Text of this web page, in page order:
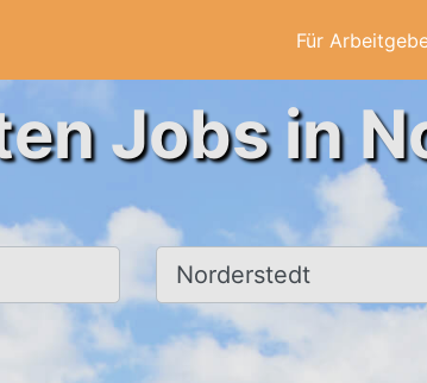
Für
Jobs in
Ort, Stadt